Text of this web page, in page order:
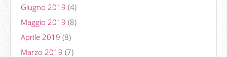
Giugno 2019 (4)
Maggio 2019 (8)
Aprile 2019 (8)
Marzo 2019 (7)